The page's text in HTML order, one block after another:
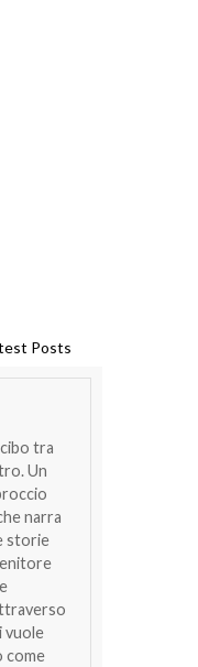
Posts
tra
Un
narra
storie
vuole
come